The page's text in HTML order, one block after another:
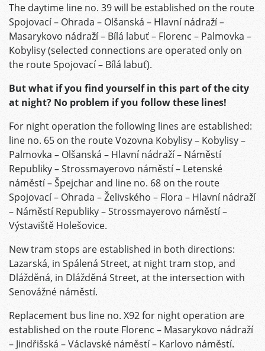
The daytime line no. 39 will be established on the route
Spojovací – Ohrada – Olšanská – Hlavní nádraží –
Masarykovo nádraží – Bílá labuť – Florenc – Palmovka –
Kobylisy (selected connections are operated only on
the route Spojovací – Bílá labuť).
But what if you find yourself in this part of the city
at night? No problem if you follow these lines!
For night operation the following lines are established:
line no. 65 on the route Vozovna Kobylisy – Kobylisy –
Palmovka – Olšanská – Hlavní nádraží – Náměstí
Republiky – Strossmayerovo náměstí – Letenské
náměstí – Špejchar and line no. 68 on the route
Spojovací – Ohrada – Želivského – Flora – Hlavní nádraží
– Náměstí Republiky – Strossmayerovo náměstí –
Výstaviště Holešovice.
New tram stops are established in both directions:
Lazarská, in Spálená Street, at night tram stop, and
Dlážděná, in Dlážděná Street, at the intersection with
Senovážné náměstí.
Replacement bus line no. X92 for night operation are
established on the route Florenc – Masarykovo nádraží
– Jindřišská – Václavské náměstí – Karlovo náměstí.